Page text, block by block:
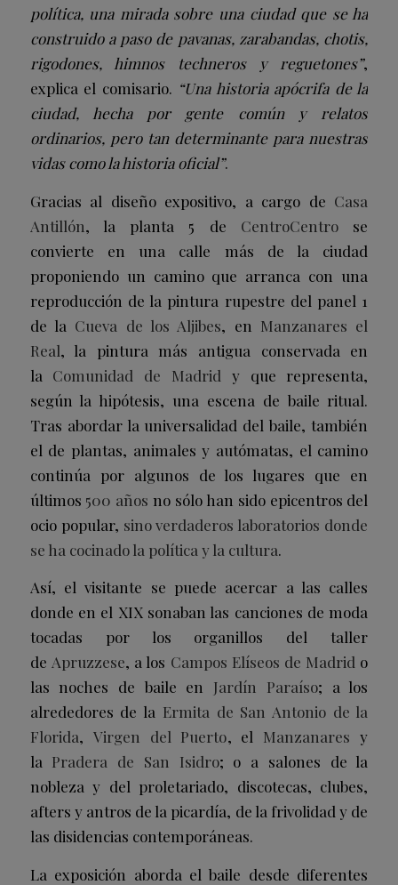
política, una mirada sobre una ciudad que se ha
construido a paso de pavanas, zarabandas, chotis,
rigodones, himnos techneros y reguetones”,
explica el comisario. “Una historia apócrifa de la
ciudad, hecha por gente común y relatos
ordinarios, pero tan determinante para nuestras
vidas como la historia oficial”.
Gracias al diseño expositivo, a cargo de Casa
Antillón, la planta 5 de CentroCentro se
convierte en una calle más de la ciudad
proponiendo un camino que arranca con una
reproducción de la pintura rupestre del panel 1
de la Cueva de los Aljibes, en Manzanares el
Real, la pintura más antigua conservada en
la Comunidad de Madrid y que representa,
según la hipótesis, una escena de baile ritual.
Tras abordar la universalidad del baile, también
el de plantas, animales y autómatas, el camino
continúa por algunos de los lugares que en
últimos 500 años no sólo han sido epicentros del
ocio popular, sino verdaderos laboratorios donde
se ha cocinado la política y la cultura.
Así, el visitante se puede acercar a las calles
donde en el XIX sonaban las canciones de moda
tocadas por los organillos del taller
de Apruzzese, a los Campos Elíseos de Madrid o
las noches de baile en Jardín Paraíso; a los
alrededores de la Ermita de San Antonio de la
Florida, Virgen del Puerto, el Manzanares y
la Pradera de San Isidro; o a salones de la
nobleza y del proletariado, discotecas, clubes,
afters y antros de la picardía, de la frivolidad y de
las disidencias contemporáneas.
La exposición aborda el baile desde diferentes